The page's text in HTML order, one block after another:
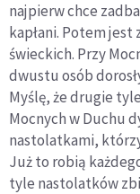
najpierw chce
kapłani. Potem
świeckich. Przy
dwustu osób
Myślę, że drugie
Mocnych w Duchu
nastolatkami,
Już to robią
tyle nastolatków